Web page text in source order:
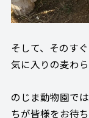
そして、そのす
気に入りの麦わ
のじま動物園で
ちが皆様をお待